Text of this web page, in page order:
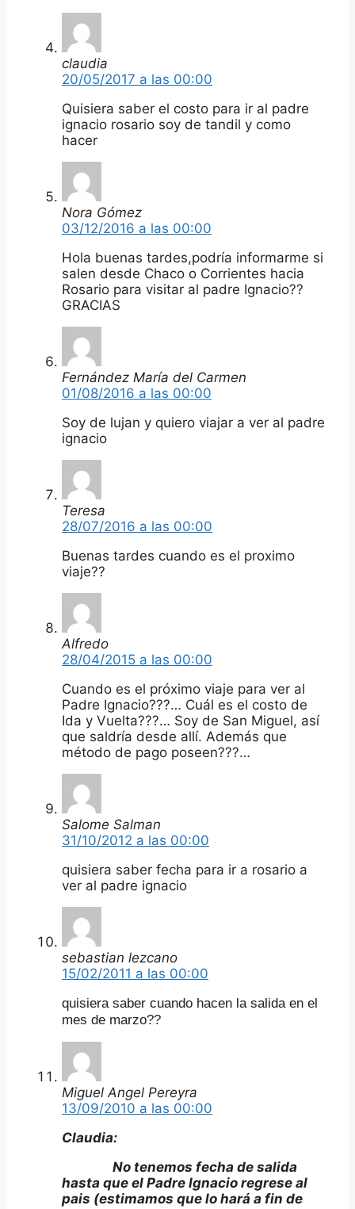
claudia
20/05/2017 a las 00:00
Quisiera saber el costo para ir al padre
ignacio rosario soy de tandil y como
hacer
Nora Gómez
03/12/2016 a las 00:00
Hola buenas tardes,podría informarme si
salen desde Chaco o Corrientes hacia
Rosario para visitar al padre Ignacio??
GRACIAS
Fernández María del Carmen
01/08/2016 a las 00:00
Soy de lujan y quiero viajar a ver al padre
ignacio
Teresa
28/07/2016 a las 00:00
Buenas tardes cuando es el proximo
viaje??
Alfredo
28/04/2015 a las 00:00
Cuando es el próximo viaje para ver al
Padre Ignacio???… Cuál es el costo de
Ida y Vuelta???… Soy de San Miguel, así
que saldría desde allí. Además que
método de pago poseen???…
Salome Salman
31/10/2012 a las 00:00
quisiera saber fecha para ir a rosario a
ver al padre ignacio
sebastian lezcano
15/02/2011 a las 00:00
quisiera saber cuando hacen la salida en el
mes de marzo??
Miguel Angel Pereyra
13/09/2010 a las 00:00
Claudia:
No tenemos fecha de salida
hasta que el Padre Ignacio regrese al
pais (estimamos que lo hará a fin de